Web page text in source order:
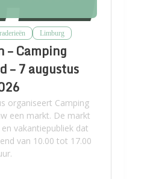
Limburg
– Camping
– 7 augustus
organiseert Camping
een markt. De markt
vakantiepubliek dat
van 10.00 tot 17.00